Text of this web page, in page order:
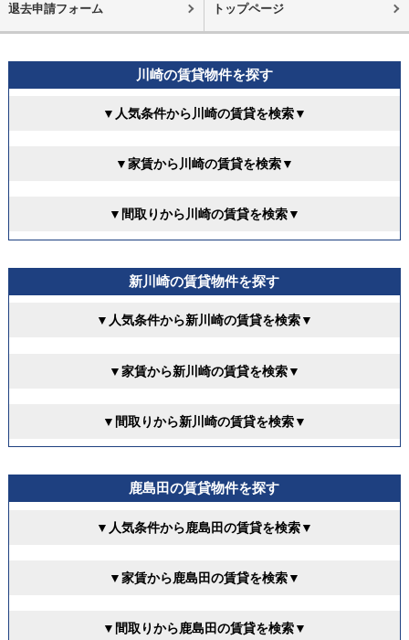
退去申請フォーム トップページ
川崎の賃貸物件を探す
▼人気条件から川崎の賃貸を検索▼
▼家賃から川崎の賃貸を検索▼
▼間取りから川崎の賃貸を検索▼
新川崎の賃貸物件を探す
▼人気条件から新川崎の賃貸を検索▼
▼家賃から新川崎の賃貸を検索▼
▼間取りから新川崎の賃貸を検索▼
鹿島田の賃貸物件を探す
▼人気条件から鹿島田の賃貸を検索▼
▼家賃から鹿島田の賃貸を検索▼
▼間取りから鹿島田の賃貸を検索▼